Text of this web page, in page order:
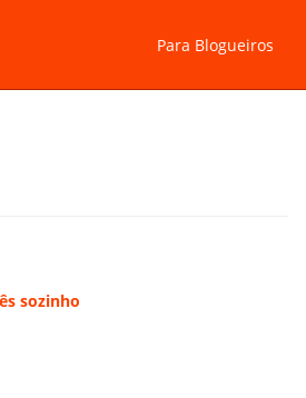
Para Blogueiros
sozinho